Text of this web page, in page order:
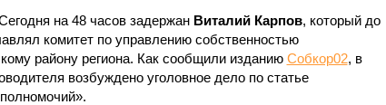
на 48 часов задержан Виталий Карпов, который до
комитет по управлению собственностью
району региона. Как сообщили изданию Собкор02, в
возбуждено уголовное дело по статье